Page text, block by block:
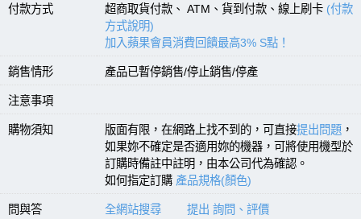
付款方式 超商取貨付款、 ATM、貨到付款、線上刷卡 (付款
方式說明)
加入蘋果會員消費回饋最高3% S點！
銷售情形 產品已暫停銷售/停止銷售/停產
注意事項
購物須知 版面有限，在網路上找不到的，可直接提出問題 ，
如果妳不確定是否適用妳的機器，可將使用機型於
訂購時備註中註明，由本公司代為確認。
如何指定訂購 產品規格(顏色)
問與答 全網站搜尋 提出 詢問、評價